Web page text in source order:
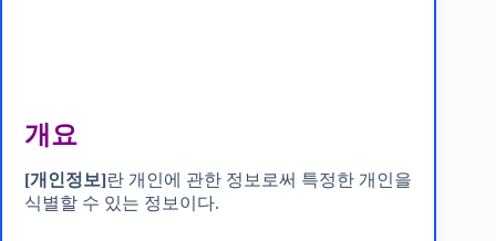
개요
[개인정보]란 개인에 관한 정보로써 특정한 개인을
식별할 수 있는 정보이다.